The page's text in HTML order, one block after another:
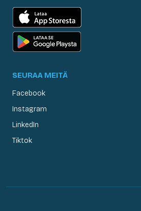
SEURAA MEITÄ
Facebook
Instagram
LinkedIn
Tiktok